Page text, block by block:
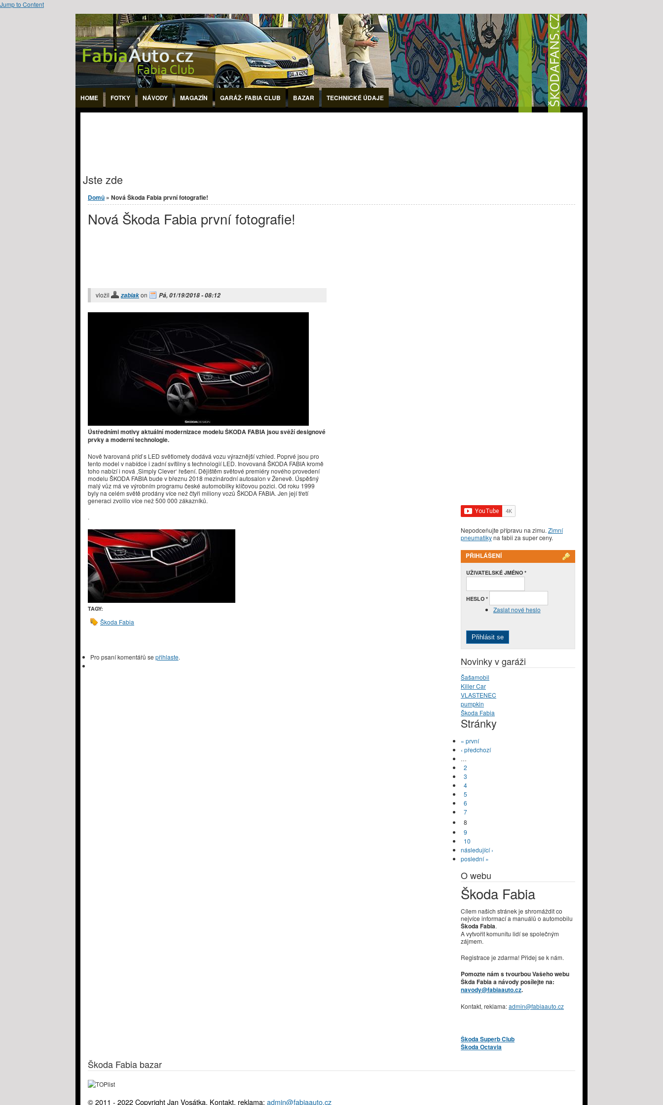
Jump to Content
HOME FOTKY NÁVODY MAGAZÍN GARÁŽ- FABIA CLUB BAZAR TECHNICKÉ ÚDAJE
Jste zde
Domů » Nová Škoda Fabia první fotografie!
Nová Škoda Fabia první fotografie!
vložil zabiakon Pá, 01/19/2018 - 08:12
Ústředními motivy aktuální modernizace modelu ŠKODA FABIA jsou svěží designové
prvky a moderní technologie. ​
Nově tvarovaná příď s LED světlomety dodává vozu výraznější vzhled. Poprvé jsou pro
tento model v nabídce i zadní svítilny s technologií LED. Inovovaná ŠKODA FABIA kromě
toho nabízí i nová ‚Simply Clever‘ řešení. Dějištěm světové premiéry nového provedení
modelu ŠKODA FABIA bude v březnu 2018 mezinárodní autosalon v Ženevě. Úspěšný
malý vůz má ve výrobním programu české automobilky klíčovou pozici. Od roku 1999
byly na celém světě prodány více než čtyři miliony vozů ŠKODA FABIA. Jen její třetí
generaci zvolilo více než 500 000 zákazníků.
​.
TAGY:
Škoda Fabia
Pro psaní komentářů se přihlaste.
Nepodceňujte přípravu na zimu. Zimní
pneumatikyna fabii za super ceny.
PŘIHLÁŠENÍ
UŽIVATELSKÉ JMÉNO *
HESLO *
Zaslat nové heslo
Novinky v garáži
Šašamobil
Killer Car
VLASTENEC
pumpkin
Škoda Fabia
Stránky
« první
‹ předchozí
…
2
3
4
5
6
7
8
9
10
následující ›
poslední »
O webu
Škoda Fabia
Cílem našich stránek je shromáždit co
nejvíce informací a manuálů o automobilu
Škoda Fabia.
A vytvořit komunitu lidí se společným
zájmem.
Registrace je zdarma! Přidej se k nám.
Pomozte nám s tvourbou Vašeho webu
Škda Fabia a návody posílejte na:
navody@fabiaauto.cz.
Kontakt, reklama:admin@fabiaauto.cz
Škoda Superb Club
Škoda Octavia
Škoda Fabia bazar
© 2011 - 2022 Copyright Jan Vosátka. Kontakt, reklama: admin@fabiaauto.cz